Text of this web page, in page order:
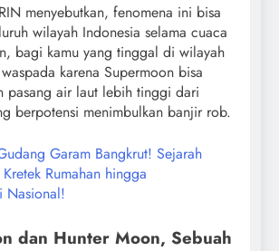
menyebutkan, fenomena ini bisa
wilayah Indonesia selama cuaca
bagi kamu yang tinggal di wilayah
karena Supermoon bisa
pasang air laut lebih tinggi dari
berpotensi menimbulkan banjir rob.
Garam Bangkrut! Sejarah
Rumahan hingga
Nasional!
dan Hunter Moon, Sebuah